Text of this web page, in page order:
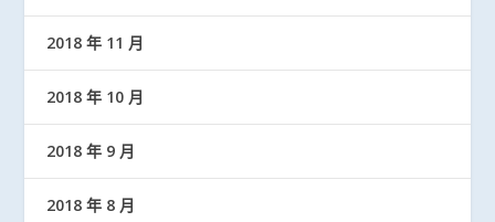
2018 年 11 月
2018 年 10 月
2018 年 9 月
2018 年 8 月